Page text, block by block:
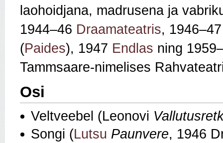
laohoidjana, madrusena ja
1944–46 Draamateatris,
(Paides), 1947 Endlas ning
Tammsaare‑nimelises
Osi
Veltveebel (Leonovi
Songi (Lutsu Paunvere, 1946